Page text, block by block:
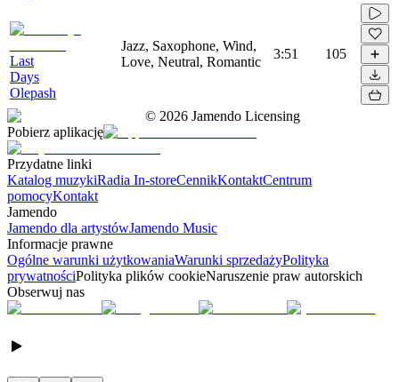
Last
Days
Olepash
Jazz, Saxophone, Wind,
Love, Neutral, Romantic
3:51 105
© 2026 Jamendo Licensing
Pobierz aplikację
Przydatne linki
Katalog muzykiRadia In-storeCennikKontaktCentrum
pomocyKontakt
Jamendo
Jamendo dla artystówJamendo Music
Informacje prawne
Ogólne warunki użytkowaniaWarunki sprzedażyPolityka
prywatnościPolityka plików cookieNaruszenie praw autorskich
Obserwuj nas